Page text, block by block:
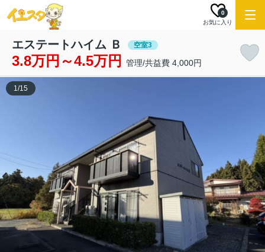
お気に入り
0
エステートハイム Ｂ 空室3
3.8万円～4.5万円 管理/共益費 4,000円
1/15